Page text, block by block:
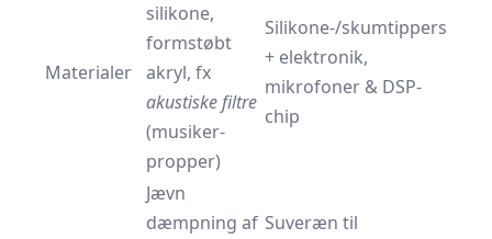
Materialer
silikone,
formstøbt
akryl, fx
akustiske filtre
(musiker­
propper)
Silikone-/skumtippers
+ elektronik,
mikrofoner & DSP-
chip
Jævn
dæmpning af Suveræn til